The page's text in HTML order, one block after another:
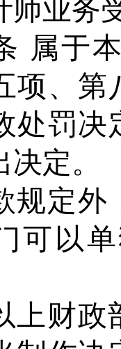
师业务
属于
项、第
处罚决
定。
规定外
可以
上财政